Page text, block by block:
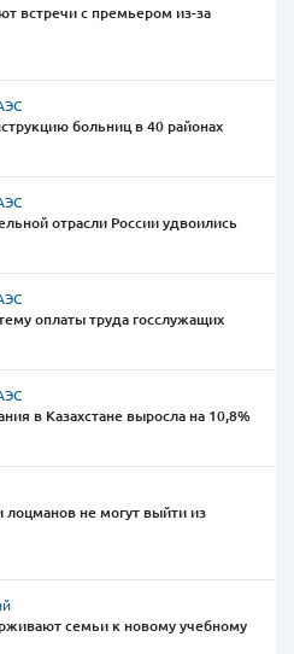
встречи с премьером из-за
больниц в 40 районах
отрасли России удвоились
оплаты труда госслужащих
в Казахстане выросла на 10,8%
лоцманов не могут выйти из
семьи к новому учебному